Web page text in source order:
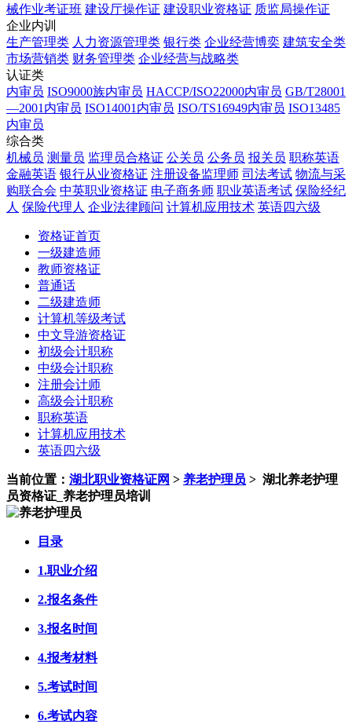
械作业考证班 建设厅操作证 建设职业资格证 质监局操作证
企业内训
生产管理类 人力资源管理类 银行类 企业经营博奕 建筑安全类
市场营销类 财务管理类 企业经营与战略类
认证类
内审员 ISO9000族内审员 HACCP/ISO22000内审员 GB/T28001
—2001内审员 ISO14001内审员 ISO/TS16949内审员 ISO13485
内审员
综合类
机械员 测量员 监理员合格证 公关员 公务员 报关员 职称英语
金融英语 银行从业资格证 注册设备监理师 司法考试 物流与采
购联合会 中英职业资格证 电子商务师 职业英语考试 保险经纪
人 保险代理人 企业法律顾问 计算机应用技术 英语四六级
资格证首页
一级建造师
教师资格证
普通话
二级建造师
计算机等级考试
中文导游资格证
初级会计职称
中级会计职称
注册会计师
高级会计职称
职称英语
计算机应用技术
英语四六级
当前位置： 湖北职业资格证网 > 养老护理员 > 湖北养老护理
员资格证_养老护理员培训
目录
1.职业介绍
2.报名条件
3.报名时间
4.报考材料
5.考试时间
6.考试内容